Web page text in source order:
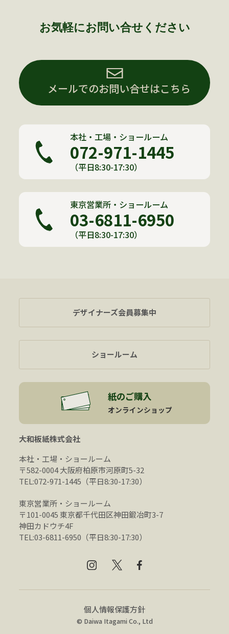
お気軽にお問い合せください
メールでのお問い合せはこちら
本社・工場・ショールーム
072-971-1445
（平日8:30-17:30）
東京営業所・ショールーム
03-6811-6950
（平日8:30-17:30）
大和板紙株式会社
本社・工場・ショールーム
〒582-0004 大阪府柏原市河原町5-32
TEL:072-971-1445（平日8:30-17:30）
東京営業所・ショールーム
〒101-0045 東京都千代田区神田鍛冶町3-7
神田カドウチ4F
TEL:03-6811-6950（平日8:30-17:30）
デザイナーズ会員募集中
ショールーム
紙のご購入
オンラインショップ
個人情報保護方針
© Daiwa Itagami Co., Ltd